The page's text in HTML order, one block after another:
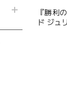
『勝利
ド ジュ